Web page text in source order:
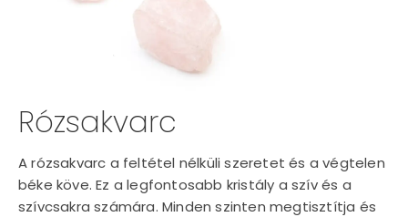
Rózsakvarc
A rózsakvarc a feltétel nélküli szeretet és a végtelen
béke köve. Ez a legfontosabb kristály a szív és a
szívcsakra számára. Minden szinten megtisztítja és